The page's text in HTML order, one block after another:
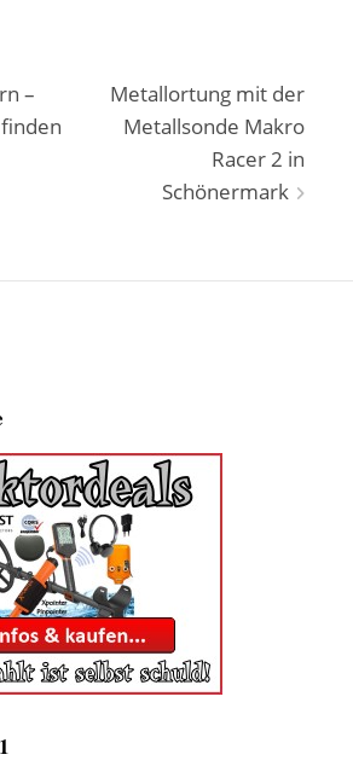
–
Metallortung mit der
Metallsonde Makro
Racer 2 in
Schönermark